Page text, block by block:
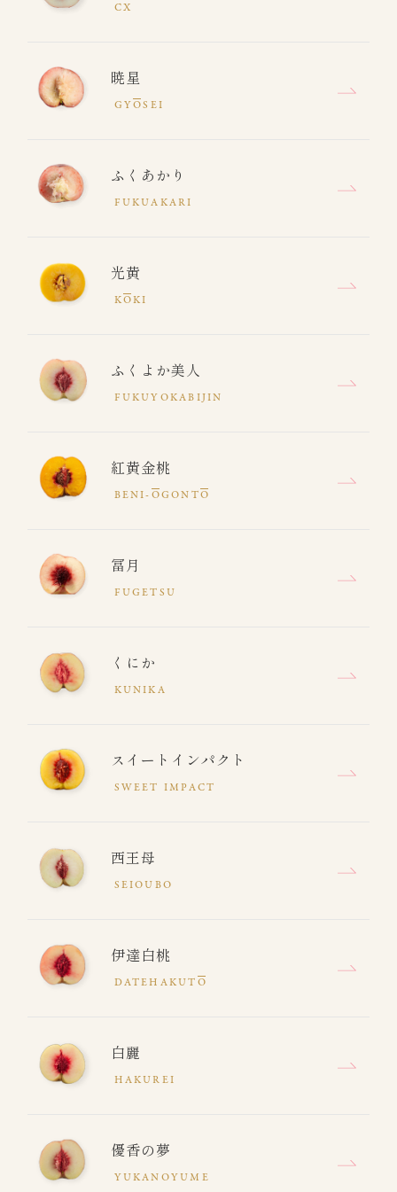
CX
暁星
GYOSEI
ふくあかり
FUKUAKARI
光黄
KOKI
ふくよか美人
FUKUYOKABIJIN
紅黄金桃
BENI-OGONTO
冨月
FUGETSU
くにか
KUNIKA
スイートインパクト
SWEET IMPACT
西王母
SEIOUBO
伊達白桃
DATEHAKUTO
白麗
HAKUREI
優香の夢
YUKANOYUME